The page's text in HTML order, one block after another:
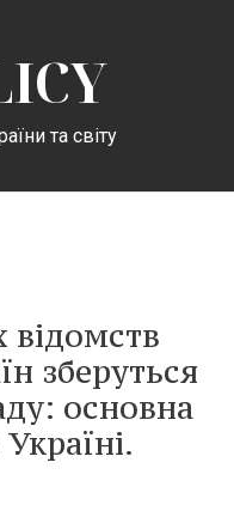
та світу
відомств
зберуться
основна